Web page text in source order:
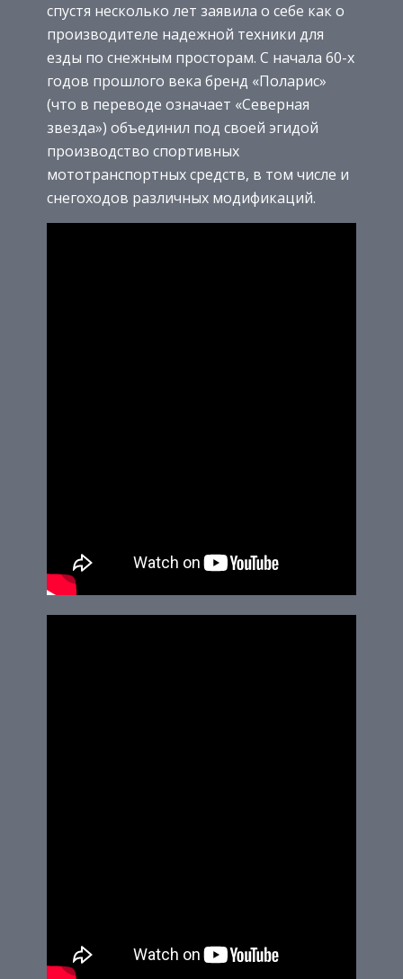
спустя несколько лет заявила о себе как о
производителе надежной техники для
езды по снежным просторам. С начала 60-х
годов прошлого века бренд «Поларис»
(что в переводе означает «Северная
звезда») объединил под своей эгидой
производство спортивных
мототранспортных средств, в том числе и
снегоходов различных модификаций.